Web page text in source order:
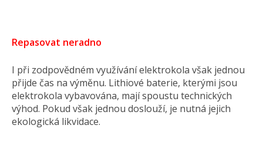
Repasovat neradno
I při zodpovědném využívání elektrokola však jednou
přijde čas na výměnu. Lithiové baterie, kterými jsou
elektrokola vybavována, mají spoustu technických
výhod. Pokud však jednou doslouží, je nutná jejich
ekologická likvidace.